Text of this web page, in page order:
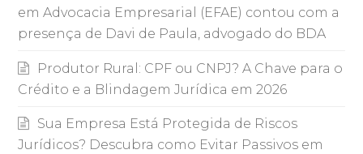
em Advocacia Empresarial (EFAE) contou com a
presença de Davi de Paula, advogado do BDA
Produtor Rural: CPF ou CNPJ? A Chave para o
Crédito e a Blindagem Jurídica em 2026
Sua Empresa Está Protegida de Riscos
Jurídicos? Descubra como Evitar Passivos em